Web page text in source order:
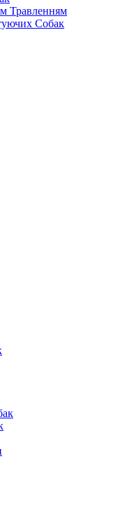
Травленням
Собак